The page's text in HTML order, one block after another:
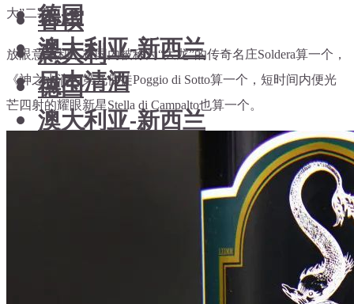
德国
澳大利亚-新西兰
日本清酒
搜索文章 搜索
搜索
香槟
意大利
德国
澳大利亚-新西兰
搜索
大”二字。
放眼意大利，在国内被称为“大龙”的传奇名庄Soldera算一个，
《神之水滴》第九使徒Poggio di Sotto算一个，短时间内便光
芒四射的耀眼新星Stella di Campalto也算一个。